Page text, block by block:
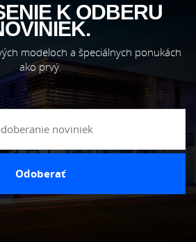
K ODBERU
modeloch a špeciálnych ponukách
ako prvý.
Odoberať